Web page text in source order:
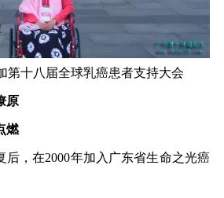
第十八届全球乳癌患者支持大会
原
燃
后，在2000年加入广东省生命之光癌